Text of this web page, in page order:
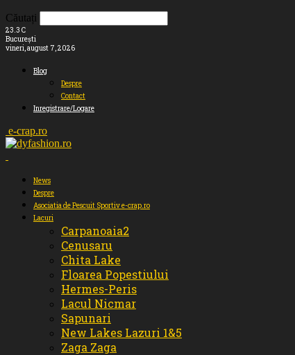
Căutați
23.3 C
București
vineri, august 7, 2026
Blog
Despre
Contact
Inregistrare/Logare
e-crap.ro
News
Despre
Asociatia de Pescuit Sportiv e-crap.ro
Lacuri
Carpanoaia2
Cenusaru
Chita Lake
Floarea Popestiului
Hermes-Peris
Lacul Nicmar
Sapunari
New Lakes Lazuri 1&5
Zaga Zaga